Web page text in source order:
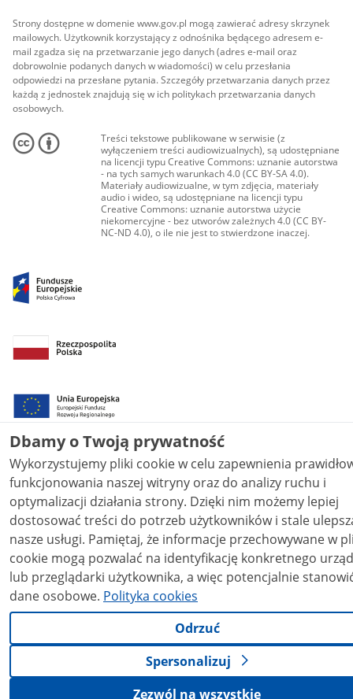
Strony dostępne w domenie www.gov.pl mogą zawierać adresy skrzynek
mailowych. Użytkownik korzystający z odnośnika będącego adresem e-
mail zgadza się na przetwarzanie jego danych (adres e-mail oraz
dobrowolnie podanych danych w wiadomości) w celu przesłania
odpowiedzi na przesłane pytania. Szczegóły przetwarzania danych przez
każdą z jednostek znajdują się w ich politykach przetwarzania danych
osobowych.
Treści tekstowe publikowane w serwisie (z
wyłączeniem treści audiowizualnych), są udostępniane
na licencji typu Creative Commons: uznanie autorstwa
- na tych samych warunkach 4.0 (CC BY-SA 4.0).
Materiały audiowizualne, w tym zdjęcia, materiały
audio i wideo, są udostępniane na licencji typu
Creative Commons: uznanie autorstwa użycie
niekomercyjne - bez utworów zależnych 4.0 (CC BY-
NC-ND 4.0), o ile nie jest to stwierdzone inaczej.
Dbamy o Twoją prywatność
Wykorzystujemy pliki cookie w celu zapewnienia
funkcjonowania naszej witryny oraz do analizy ruchu i
optymalizacji działania strony. Dzięki nim możemy lepiej
dostosować treści do potrzeb użytkowników i stale
nasze usługi. Pamiętaj, że informacje przechowywane w plikach
cookie mogą pozwalać na identyfikację konkretnego
lub przeglądarki użytkownika, a więc potencjalnie
dane osobowe. Polityka cookies
Odrzuć
Spersonalizuj
Zezwól na wszystkie